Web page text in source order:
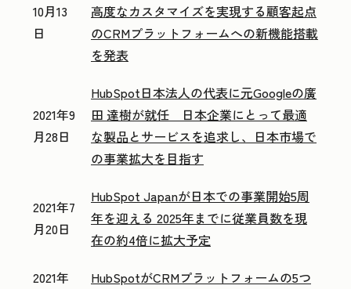
10月13
日
高度なカスタマイズを実現する顧客起点
のCRMプラットフォームへの新機能搭載
を発表
2021年9
月28日
HubSpot日本法人の代表に元Googleの廣
田 達樹が就任 日本企業にとって最適
な製品とサービスを追求し、日本市場で
の事業拡大を目指す
2021年7
月20日
HubSpot Japanが日本での事業開始5周
年を迎える 2025年までに従業員数を現
在の約4倍に拡大予定
2021年
HubSpotがCRMプラットフォームの5つ